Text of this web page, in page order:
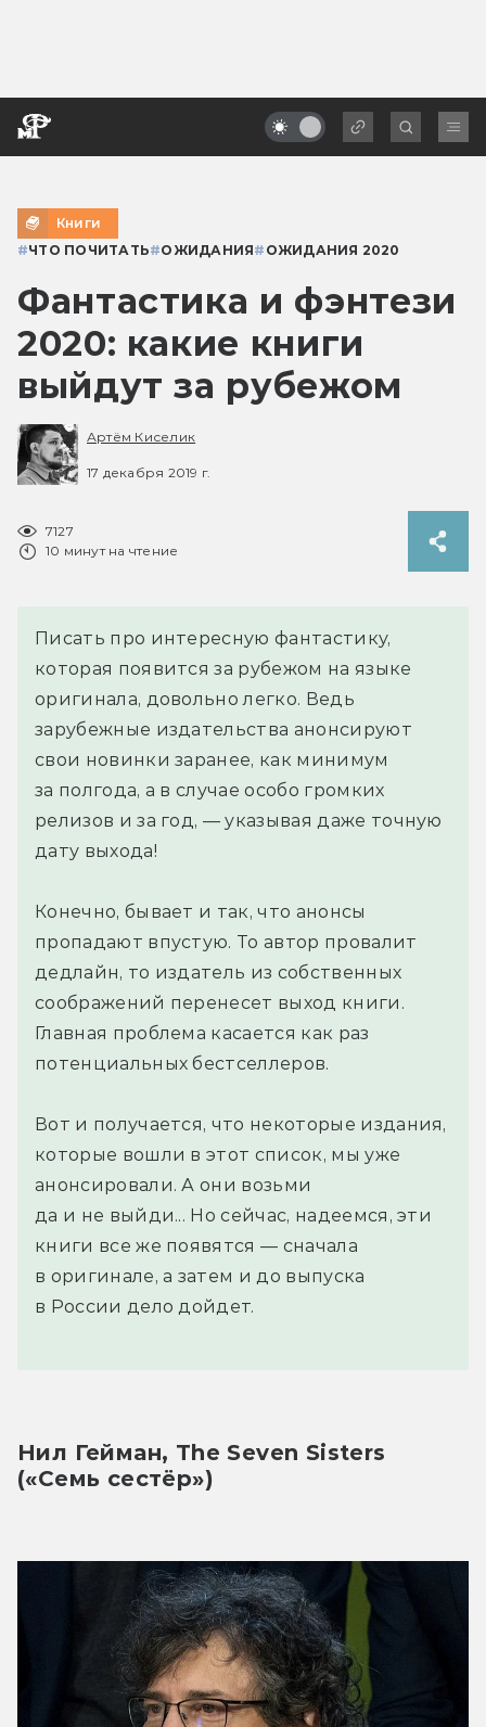
Книги
#ЧТО ПОЧИТАТЬ#ОЖИДАНИЯ# ОЖИДАНИЯ 2020
Фантастика и фэнтези
2020: какие книги
выйдут за рубежом
Артём Киселик
17 декабря 2019 г.
7127
10 минут на чтение
Писать про интересную фантастику,
которая появится за рубежом на языке
оригинала, довольно легко. Ведь
зарубежные издательства анонсируют
свои новинки заранее, как минимум
за полгода, а в случае особо громких
релизов и за год, — указывая даже точную
дату выхода!
Конечно, бывает и так, что анонсы
пропадают впустую. То автор провалит
дедлайн, то издатель из собственных
соображений перенесет выход книги.
Главная проблема касается как раз
потенциальных бестселлеров.
Вот и получается, что некоторые издания,
которые вошли в этот список, мы уже
анонсировали. А они возьми
да и не выйди... Но сейчас, надеемся, эти
книги все же появятся — сначала
в оригинале, а затем и до выпуска
в России дело дойдет.
Нил Гейман, The Seven Sisters
(«Семь сестёр»)